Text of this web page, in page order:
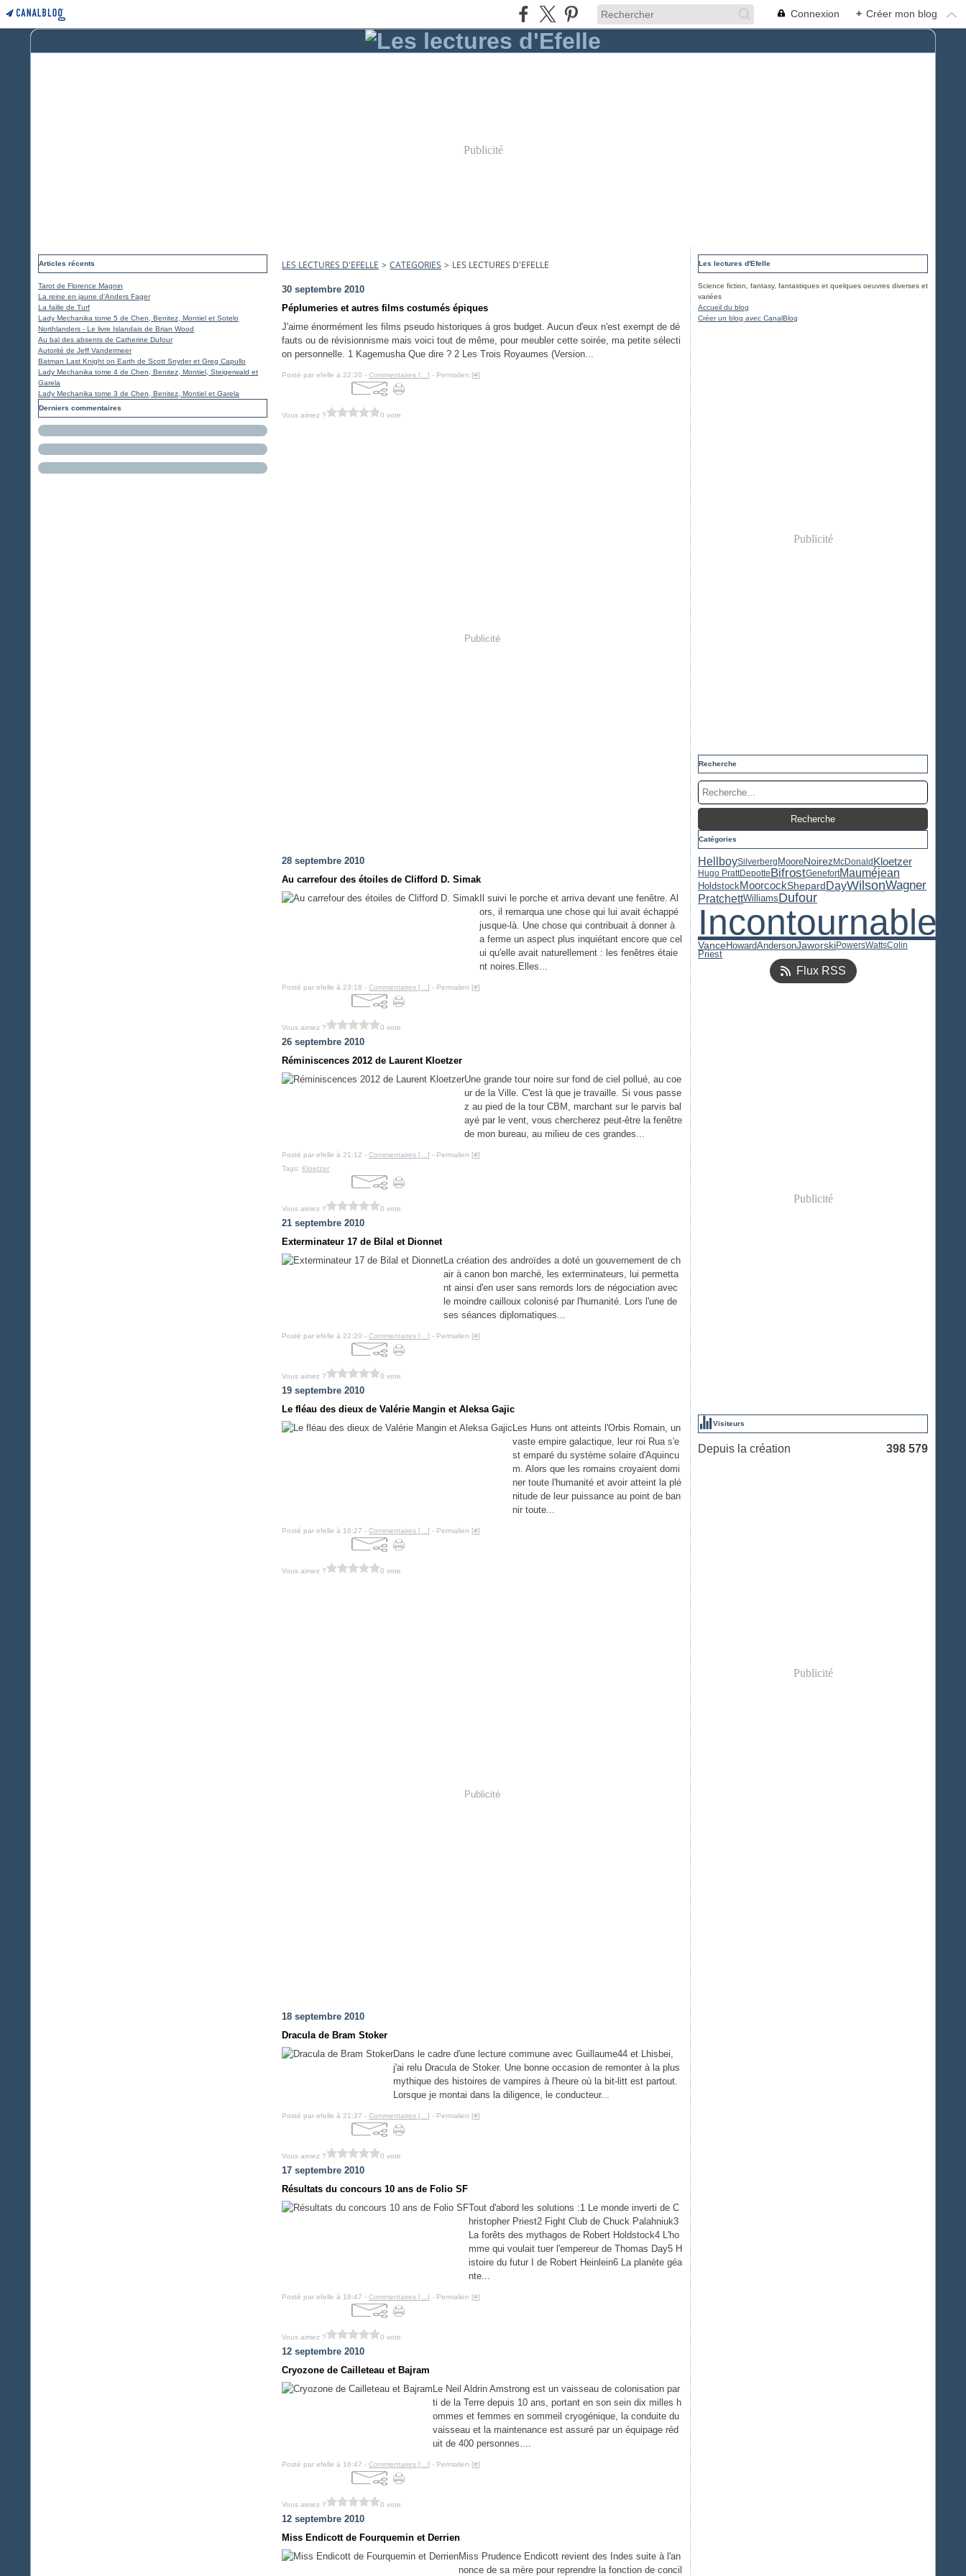
Connexion + Créer mon blog
Publicité
Articles récents
Tarot de Florence Magnin
La reine en jaune d'Anders Fager
La faille de Turf
Lady Mechanika tome 5 de Chen, Benitez, Montiel et Sotelo
Northlanders - Le livre Islandais de Brian Wood
Au bal des absents de Catherine Dufour
Autorité de Jeff Vandermeer
Batman Last Knight on Earth de Scott Snyder et Greg Capullo
Lady Mechanika tome 4 de Chen, Benitez, Montiel, Steigerwald et
Garela
Lady Mechanika tome 3 de Chen, Benitez, Montiel et Garela
Derniers commentaires
LES LECTURES D'EFELLE > CATEGORIES > LES LECTURES D'EFELLE
30 septembre 2010
Péplumeries et autres films costumés épiques
J'aime énormément les films pseudo historiques à gros budget. Aucun d'eux n'est exempt de dé
fauts ou de révisionnisme mais voici tout de même, pour meubler cette soirée, ma petite sélecti
on personnelle. 1 Kagemusha Que dire ? 2 Les Trois Royaumes (Version...
Posté par efelle à 22:20 -Commentaires [ …] - Permalien [#]
Vous aimez ? 0 vote
Publicité
28 septembre 2010
Au carrefour des étoiles de Clifford D. Simak
Il suivi le porche et arriva devant une fenêtre. Al
ors, il remarqua une chose qui lui avait échappé
jusque-là. Une chose qui contribuait à donner à
a ferme un aspect plus inquiétant encore que cel
ui qu'elle avait naturellement : les fenêtres étaie
nt noires.Elles...
Posté par efelle à 23:18 -Commentaires [ …] - Permalien [#]
Vous aimez ? 0 vote
26 septembre 2010
Réminiscences 2012 de Laurent Kloetzer
Une grande tour noire sur fond de ciel pollué, au coe
ur de la Ville. C'est là que je travaille. Si vous passe
z au pied de la tour CBM, marchant sur le parvis bal
ayé par le vent, vous chercherez peut-être la fenêtre
de mon bureau, au milieu de ces grandes...
Posté par efelle à 21:12 -Commentaires [ …] - Permalien [#]
Tags: Kloetzer
Vous aimez ? 0 vote
21 septembre 2010
Exterminateur 17 de Bilal et Dionnet
La création des androïdes a doté un gouvernement de ch
air à canon bon marché, les exterminateurs, lui permetta
nt ainsi d'en user sans remords lors de négociation avec
le moindre cailloux colonisé par l'humanité. Lors l'une de
ses séances diplomatiques...
Posté par efelle à 22:20 -Commentaires [ …] - Permalien [#]
Vous aimez ? 0 vote
19 septembre 2010
Le fléau des dieux de Valérie Mangin et Aleksa Gajic
Les Huns ont atteints l'Orbis Romain, un
vaste empire galactique, leur roi Rua s'e
st emparé du système solaire d'Aquincu
m. Alors que les romains croyaient domi
ner toute l'humanité et avoir atteint la plé
nitude de leur puissance au point de ban
nir toute...
Posté par efelle à 16:27 -Commentaires [ …] - Permalien [#]
Vous aimez ? 0 vote
Publicité
18 septembre 2010
Dracula de Bram Stoker
Dans le cadre d'une lecture commune avec Guillaume44 et Lhisbei,
j'ai relu Dracula de Stoker. Une bonne occasion de remonter à la plus
mythique des histoires de vampires à l'heure où la bit-litt est partout.
Lorsque je montai dans la diligence, le conducteur...
Posté par efelle à 21:37 -Commentaires [ …] - Permalien [#]
Vous aimez ? 0 vote
17 septembre 2010
Résultats du concours 10 ans de Folio SF
Tout d'abord les solutions :1 Le monde inverti de C
hristopher Priest2 Fight Club de Chuck Palahniuk3
La forêts des mythagos de Robert Holdstock4 L'ho
mme qui voulait tuer l'empereur de Thomas Day5 H
istoire du futur I de Robert Heinlein6 La planète géa
nte...
Posté par efelle à 18:47 -Commentaires [ …] - Permalien [#]
Vous aimez ? 0 vote
12 septembre 2010
Cryozone de Cailleteau et Bajram
Le Neil Aldrin Amstrong est un vaisseau de colonisation par
ti de la Terre depuis 10 ans, portant en son sein dix milles h
ommes et femmes en sommeil cryogénique, la conduite du
vaisseau et la maintenance est assuré par un équipage réd
uit de 400 personnes....
Posté par efelle à 16:47 -Commentaires [ …] - Permalien [#]
Vous aimez ? 0 vote
12 septembre 2010
Miss Endicott de Fourquemin et Derrien
Miss Prudence Endicott revient des Indes suite à l'an
nonce de sa mère pour reprendre la fonction de concil
Les lectures d'Efelle
Science fiction, fantasy, fantastiques et quelques oeuvres diverses et
variées
Accueil du blog
Créer un blog avec CanalBlog
Publicité
Recherche
Catégories
HellboySilverberg MooreNoirezMcDonaldKloetzer
Hugo PrattDepotteBifrostGenefortMauméjean
Holdstock MoorcockShepard DayWilsonWagner
PratchettWilliamsDufour
Incontournable
VanceHowardAndersonJaworskiPowersWattsColin
Priest
Flux RSS
Publicité
Visiteurs
Depuis la création 398 579
Publicité